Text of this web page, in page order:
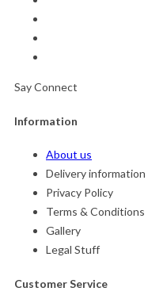
Say Connect
Information
About us
Delivery information
Privacy Policy
Terms & Conditions
Gallery
Legal Stuff
Customer Service